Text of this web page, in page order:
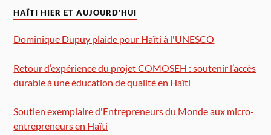
HAÏTI HIER ET AUJOURD’HUI
Dominique Dupuy plaide pour Haïti à l'UNESCO
Retour d’expérience du projet COMOSEH : soutenir l’accès
durable à une éducation de qualité en Haïti
Soutien exemplaire d'Entrepreneurs du Monde aux micro-
entrepreneurs en Haïti